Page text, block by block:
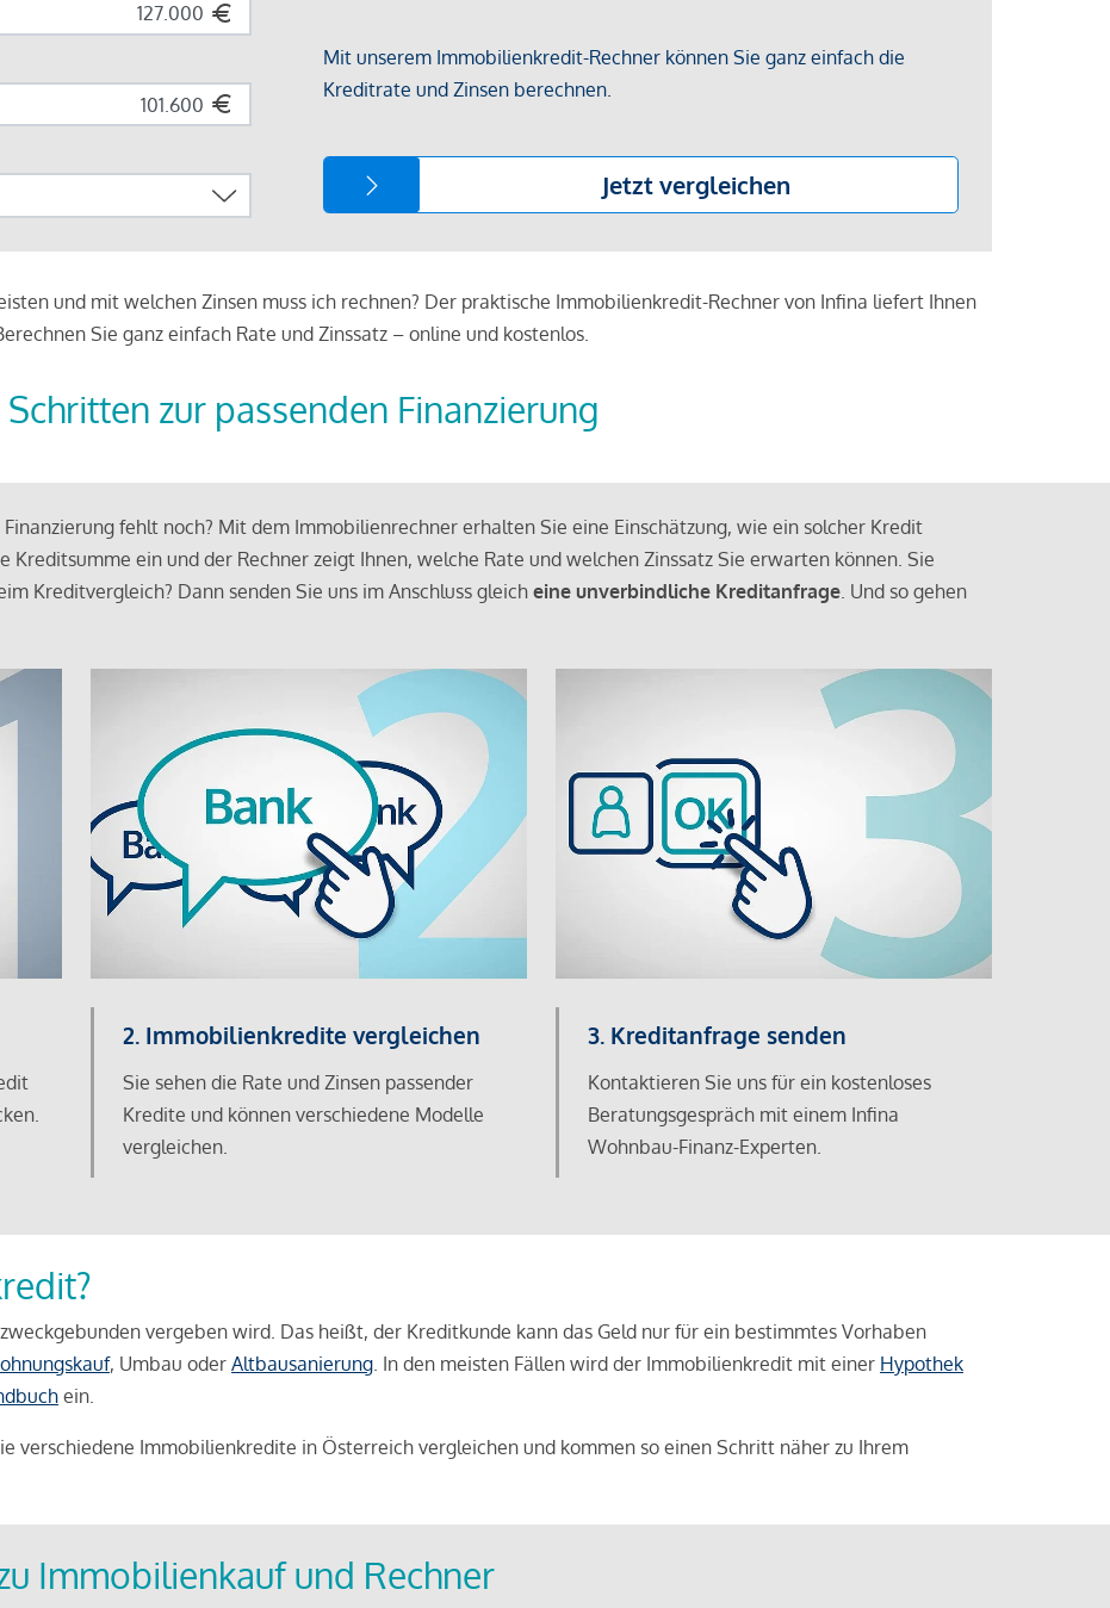
und mit welchen Zinsen muss ich rechnen? Der praktische Immobilienkredit-Rechner von Infina liefert Ihnen
Sie ganz einfach Rate und Zinssatz – online und kostenlos.
zur passenden Finanzierung
fehlt noch? Mit dem Immobilienrechner erhalten Sie eine Einschätzung, wie ein solcher Kredit
Kreditsumme ein und der Rechner zeigt Ihnen, welche Rate und welchen Zinssatz Sie erwarten können. Sie
Kreditvergleich? Dann senden Sie uns im Anschluss gleich eine unverbindliche Kreditanfrage. Und so gehen
2. Immobilienkredite vergleichen
Sie sehen die Rate und Zinsen passender
Kredite und können verschiedene Modelle
vergleichen.
3. Kreditanfrage senden
Kontaktieren Sie uns für ein kostenloses
Beratungsgespräch mit einem Infina
Wohnbau-Finanz-Experten.
vergeben wird. Das heißt, der Kreditkunde kann das Geld nur für ein bestimmtes Vorhaben
, Umbau oder Altbausanierung. In den meisten Fällen wird der Immobilienkredit mit einer Hypothek
ein.
verschiedene Immobilienkredite in Österreich vergleichen und kommen so einen Schritt näher zu Ihrem
Immobilienkauf und Rechner